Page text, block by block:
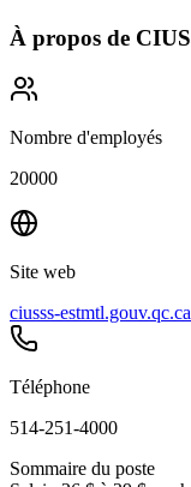
À propos de
Nombre d'employés
20000
Site web
ciusss-
Téléphone
514-251-4000
Sommaire du poste